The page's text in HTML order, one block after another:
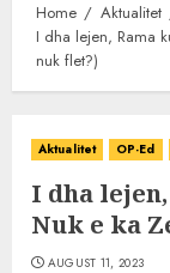
Home
Aktualitet
I dha lejen, Rama
nuk flet?)
Aktualitet OP-Ed
I dha
Nuk e ka
AUGUST 11, 2023